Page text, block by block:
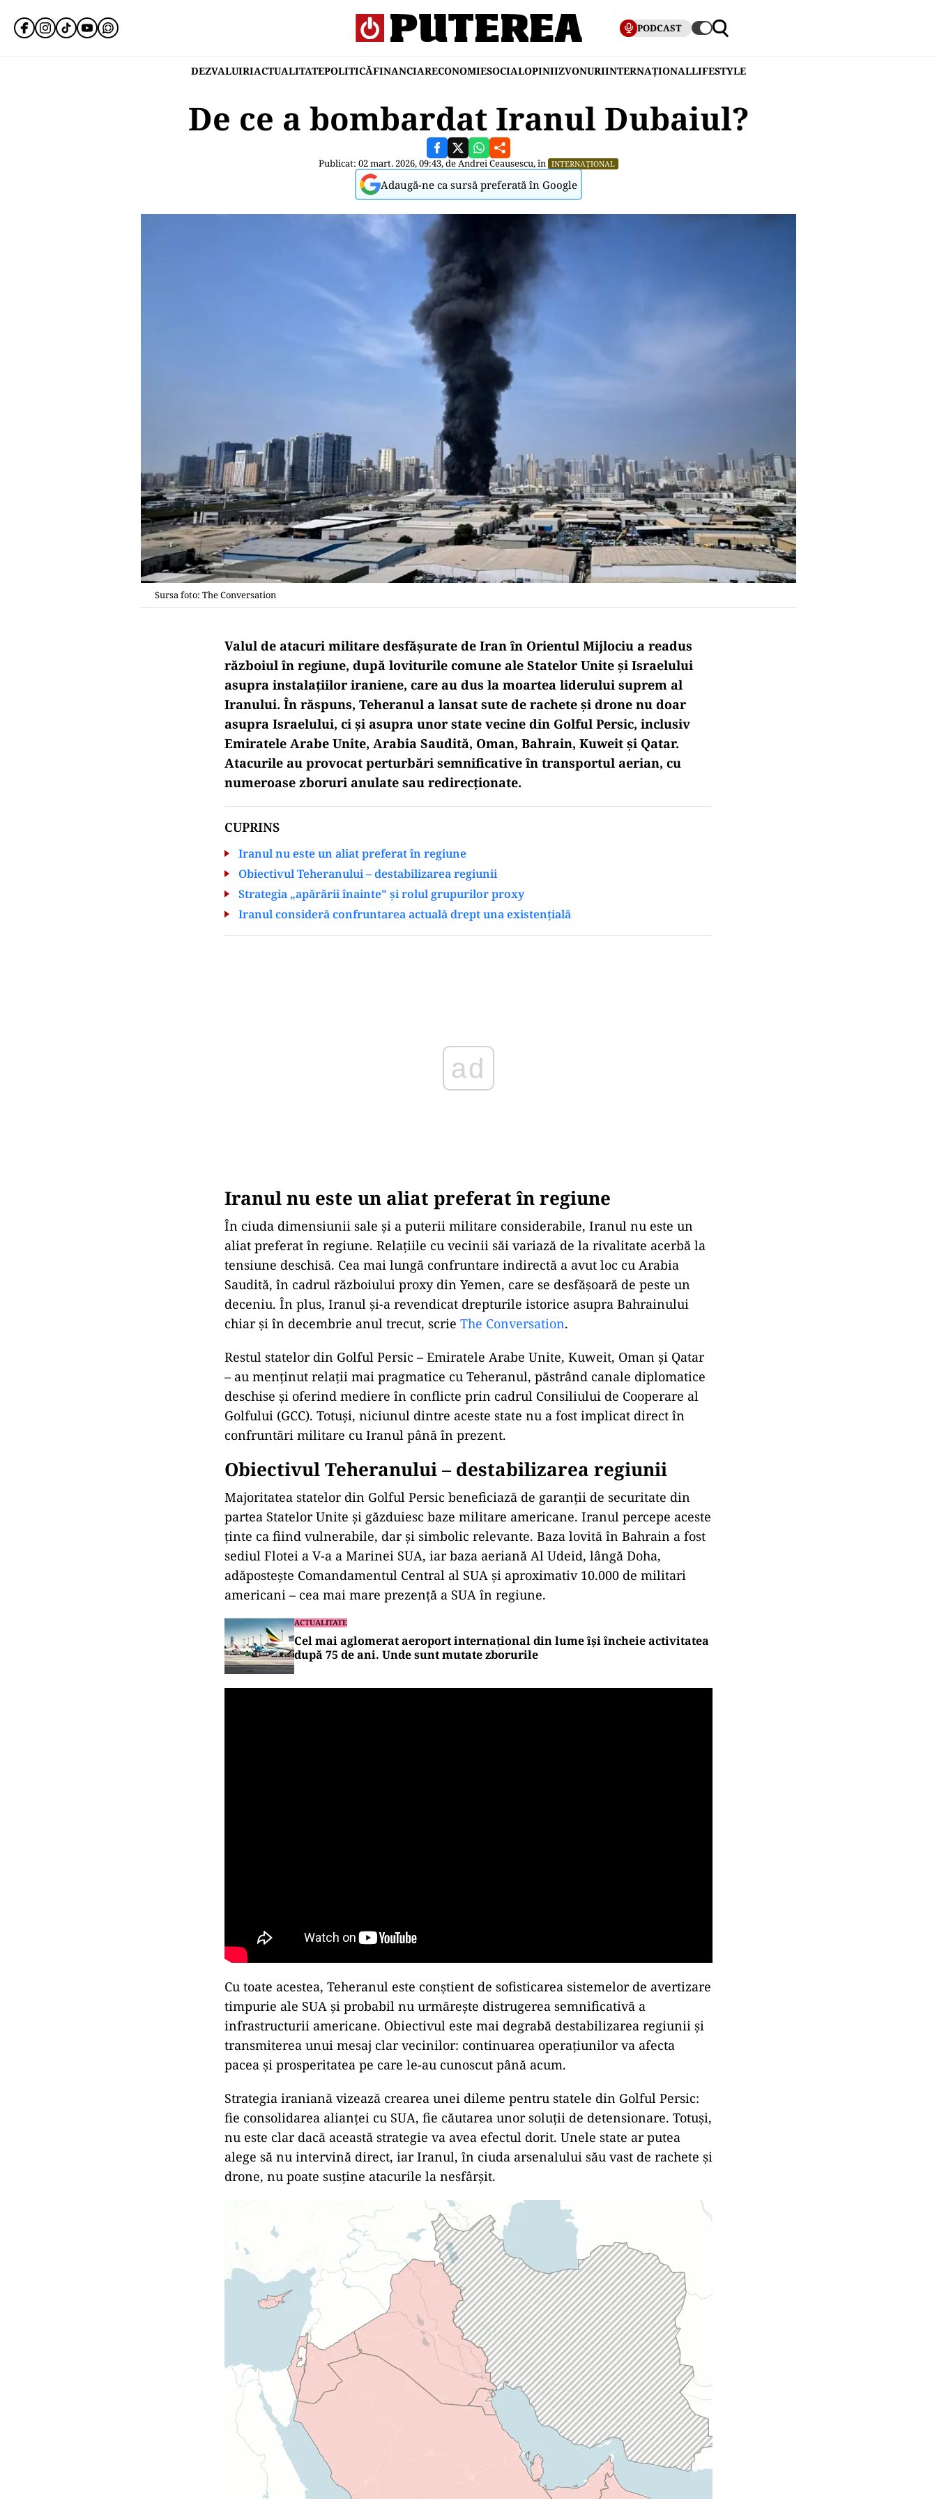
PODCAST
DEZVALUIRIACTUALITATEPOLITICĂFINANCIARECONOMIESOCIALOPINIIZVONURIINTERNAȚIONALLIFESTYLE
De ce a bombardat Iranul Dubaiul?
Publicat: 02 mart. 2026, 09:43, deAndrei Ceausescu, în INTERNAȚIONAL
Adaugă-ne ca sursă preferată în Google
Sursa foto: The Conversation
Valul de atacuri militare desfășurate de Iran în Orientul Mijlociu a readus
războiul în regiune, după loviturile comune ale Statelor Unite și Israelului
asupra instalațiilor iraniene, care au dus la moartea liderului suprem al
Iranului. În răspuns, Teheranul a lansat sute de rachete și drone nu doar
asupra Israelului, ci și asupra unor state vecine din Golful Persic, inclusiv
Emiratele Arabe Unite, Arabia Saudită, Oman, Bahrain, Kuweit și Qatar.
Atacurile au provocat perturbări semnificative în transportul aerian, cu
numeroase zboruri anulate sau redirecționate.
CUPRINS
Iranul nu este un aliat preferat în regiune
Obiectivul Teheranului – destabilizarea regiunii
Strategia „apărării înainte” și rolul grupurilor proxy
Iranul consideră confruntarea actuală drept una existențială
Iranul nu este un aliat preferat în regiune
În ciuda dimensiunii sale și a puterii militare considerabile, Iranul nu este un
aliat preferat în regiune. Relațiile cu vecinii săi variază de la rivalitate acerbă la
tensiune deschisă. Cea mai lungă confruntare indirectă a avut loc cu Arabia
Saudită, în cadrul războiului proxy din Yemen, care se desfășoară de peste un
deceniu. În plus, Iranul și-a revendicat drepturile istorice asupra Bahrainului
chiar și în decembrie anul trecut, scrie The Conversation.
Restul statelor din Golful Persic – Emiratele Arabe Unite, Kuweit, Oman și Qatar
– au menținut relații mai pragmatice cu Teheranul, păstrând canale diplomatice
deschise și oferind mediere în conflicte prin cadrul Consiliului de Cooperare al
Golfului (GCC). Totuși, niciunul dintre aceste state nu a fost implicat direct în
confruntări militare cu Iranul până în prezent.
Obiectivul Teheranului – destabilizarea regiunii
Majoritatea statelor din Golful Persic beneficiază de garanții de securitate din
partea Statelor Unite și găzduiesc baze militare americane. Iranul percepe aceste
ținte ca fiind vulnerabile, dar și simbolic relevante. Baza lovită în Bahrain a fost
sediul Flotei a V-a a Marinei SUA, iar baza aeriană Al Udeid, lângă Doha,
adăpostește Comandamentul Central al SUA și aproximativ 10.000 de militari
americani – cea mai mare prezență a SUA în regiune.
ACTUALITATE
Cel mai aglomerat aeroport internațional din lume își încheie activitatea
după 75 de ani. Unde sunt mutate zborurile
Cu toate acestea, Teheranul este conștient de sofisticarea sistemelor de avertizare
timpurie ale SUA și probabil nu urmărește distrugerea semnificativă a
infrastructurii americane. Obiectivul este mai degrabă destabilizarea regiunii și
transmiterea unui mesaj clar vecinilor: continuarea operațiunilor va afecta
pacea și prosperitatea pe care le-au cunoscut până acum.
Strategia iraniană vizează crearea unei dileme pentru statele din Golful Persic:
fie consolidarea alianței cu SUA, fie căutarea unor soluții de detensionare. Totuși,
nu este clar dacă această strategie va avea efectul dorit. Unele state ar putea
alege să nu intervină direct, iar Iranul, în ciuda arsenalului său vast de rachete și
drone, nu poate susține atacurile la nesfârșit.